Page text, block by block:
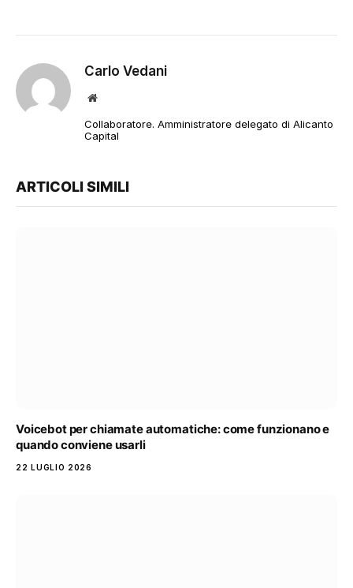
Carlo Vedani
Sito
Collaboratore. Amministratore delegato di Alicanto
Capital
ARTICOLI SIMILI
Voicebot per chiamate automatiche: come funzionano e
quando conviene usarli
22 LUGLIO 2026